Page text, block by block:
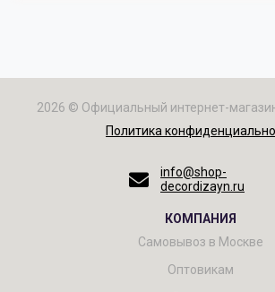
2026 © Официальный интернет-
Политика
info@shop-
decordizayn.ru
КОМПАНИЯ
Самовывоз в Москве
Оптовикам